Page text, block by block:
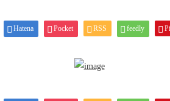
Hatena Pocket RSS feedly